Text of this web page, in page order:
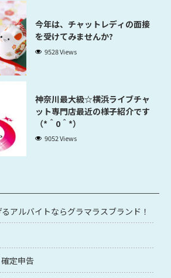
今年は、チャットレディの面接
を受けてみませんか?
9528 Views
神奈川最大級☆横浜ライブチャ
ット専門店最近の様子紹介です
（*＾0＾*）
9052 Views
アルバイトならグラマラスブランド！
定申告